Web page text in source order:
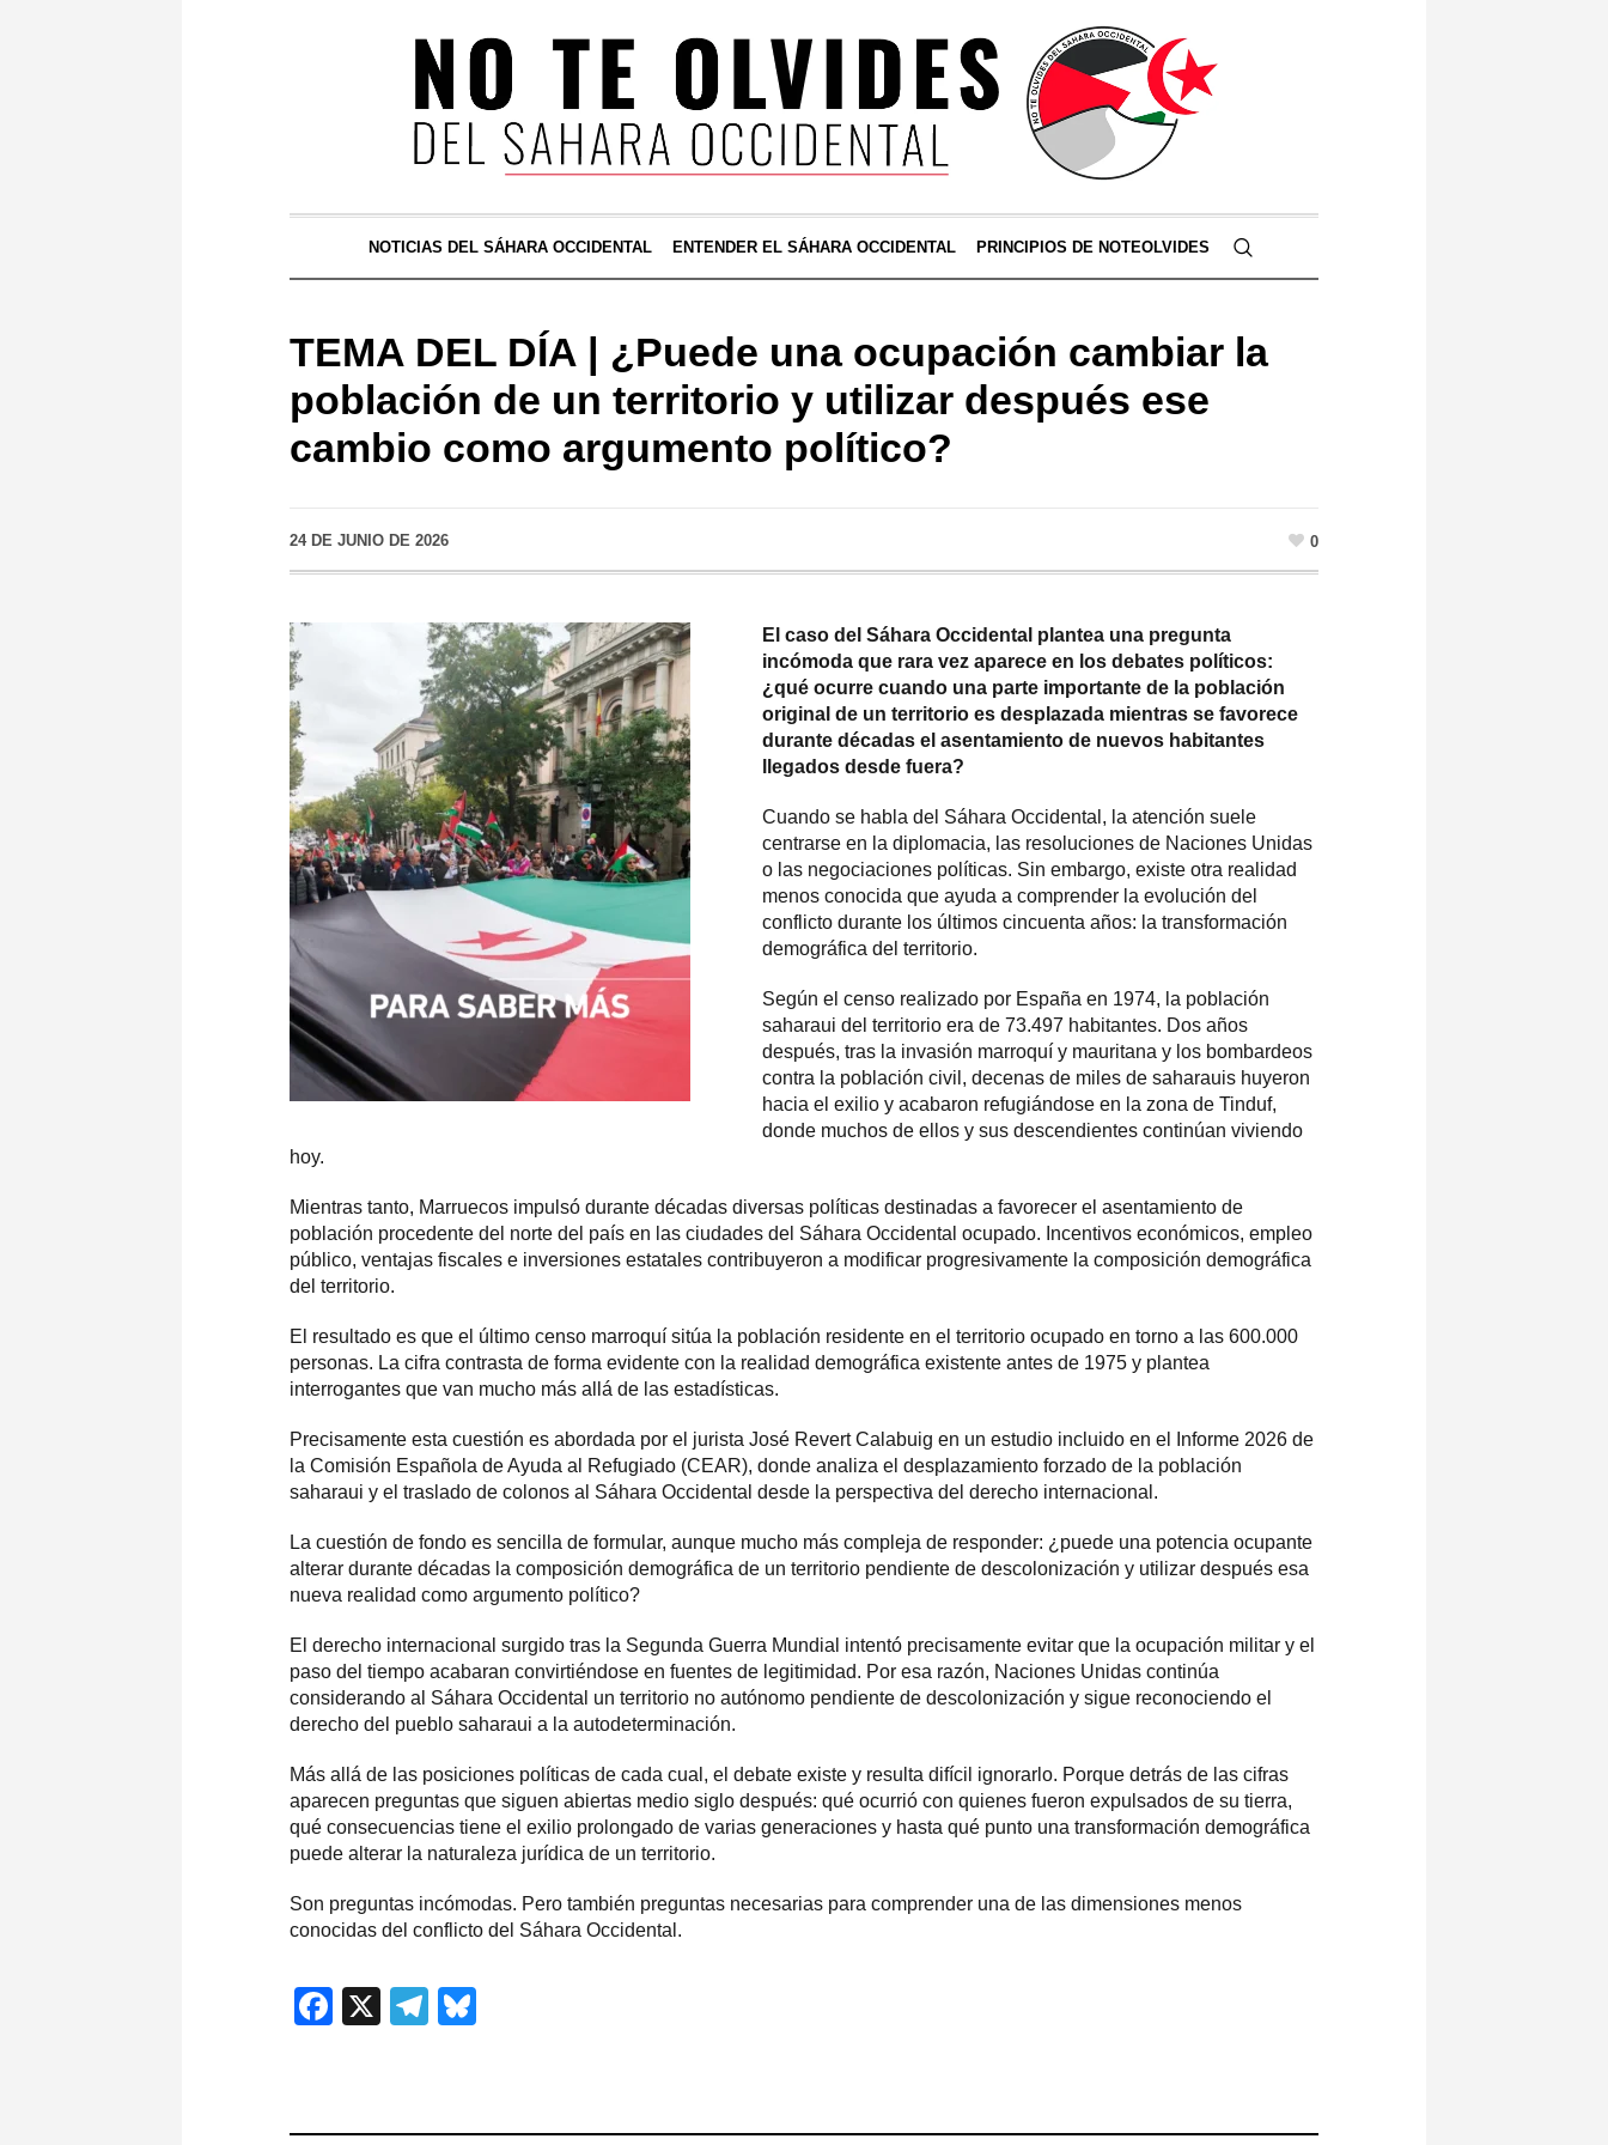
NOTICIAS DEL SÁHARA OCCIDENTAL ENTENDER EL SÁHARA OCCIDENTAL PRINCIPIOS DE NOTEOLVIDES
TEMA DEL DÍA | ¿Puede una ocupación cambiar la
población de un territorio y utilizar después ese
cambio como argumento político?
24 DE JUNIO DE 2026 0
El caso del Sáhara Occidental plantea una pregunta
incómoda que rara vez aparece en los debates políticos:
¿qué ocurre cuando una parte importante de la población
original de un territorio es desplazada mientras se favorece
durante décadas el asentamiento de nuevos habitantes
llegados desde fuera?
Cuando se habla del Sáhara Occidental, la atención suele
centrarse en la diplomacia, las resoluciones de Naciones Unidas
o las negociaciones políticas. Sin embargo, existe otra realidad
menos conocida que ayuda a comprender la evolución del
conflicto durante los últimos cincuenta años: la transformación
demográfica del territorio.
Según el censo realizado por España en 1974, la población
saharaui del territorio era de 73.497 habitantes. Dos años
después, tras la invasión marroquí y mauritana y los bombardeos
contra la población civil, decenas de miles de saharauis huyeron
hacia el exilio y acabaron refugiándose en la zona de Tinduf,
donde muchos de ellos y sus descendientes continúan viviendo
hoy.
Mientras tanto, Marruecos impulsó durante décadas diversas políticas destinadas a favorecer el asentamiento de
población procedente del norte del país en las ciudades del Sáhara Occidental ocupado. Incentivos económicos, empleo
público, ventajas fiscales e inversiones estatales contribuyeron a modificar progresivamente la composición demográfica
del territorio.
El resultado es que el último censo marroquí sitúa la población residente en el territorio ocupado en torno a las 600.000
personas. La cifra contrasta de forma evidente con la realidad demográfica existente antes de 1975 y plantea
interrogantes que van mucho más allá de las estadísticas.
Precisamente esta cuestión es abordada por el jurista José Revert Calabuig en un estudio incluido en el Informe 2026 de
la Comisión Española de Ayuda al Refugiado (CEAR), donde analiza el desplazamiento forzado de la población
saharaui y el traslado de colonos al Sáhara Occidental desde la perspectiva del derecho internacional.
La cuestión de fondo es sencilla de formular, aunque mucho más compleja de responder: ¿puede una potencia ocupante
alterar durante décadas la composición demográfica de un territorio pendiente de descolonización y utilizar después esa
nueva realidad como argumento político?
El derecho internacional surgido tras la Segunda Guerra Mundial intentó precisamente evitar que la ocupación militar y el
paso del tiempo acabaran convirtiéndose en fuentes de legitimidad. Por esa razón, Naciones Unidas continúa
considerando al Sáhara Occidental un territorio no autónomo pendiente de descolonización y sigue reconociendo el
derecho del pueblo saharaui a la autodeterminación.
Más allá de las posiciones políticas de cada cual, el debate existe y resulta difícil ignorarlo. Porque detrás de las cifras
aparecen preguntas que siguen abiertas medio siglo después: qué ocurrió con quienes fueron expulsados de su tierra,
qué consecuencias tiene el exilio prolongado de varias generaciones y hasta qué punto una transformación demográfica
puede alterar la naturaleza jurídica de un territorio.
Son preguntas incómodas. Pero también preguntas necesarias para comprender una de las dimensiones menos
conocidas del conflicto del Sáhara Occidental.
Facebook
X Telegram